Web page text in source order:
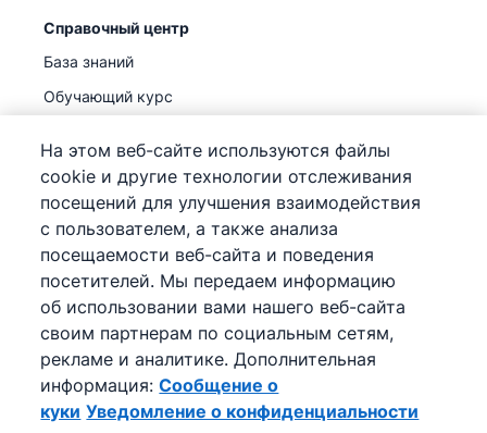
Справочный центр
База знаний
Обучающий курс
©2026Pipedrive
Pipedrive
Условия предоставления услуг
Pipedrive
Уведомление о конфиденциальности
Карта сайта
Сообщение о куки
Настройки файлов cookie
Pipedrive – онлайн-CRM для продаж.
На этом веб-сайте используются файлы
cookie и другие технологии отслеживания
посещений для улучшения взаимодействия
с пользователем, а также анализа
посещаемости веб-сайта и поведения
посетителей. Мы передаем информацию
об использовании вами нашего веб-сайта
своим партнерам по социальным сетям,
рекламе и аналитике. Дополнительная
информация: Сообщение о
куки Уведомление о конфиденциальности